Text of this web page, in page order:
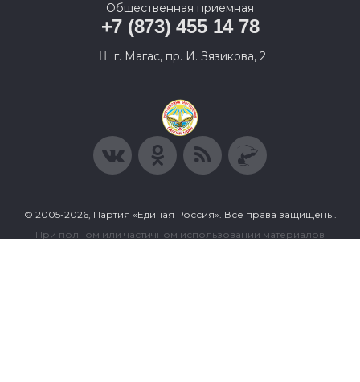
Общественная приемная
+7 (873) 455 14 78
г. Магас, пр. И. Зязикова, 2
© 2005-2026, Партия «Единая Россия». Все права защищены.
При полном или частичном использовании материалов